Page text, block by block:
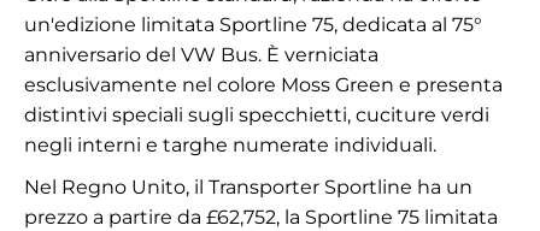
un'edizione limitata Sportline 75, dedicata al 75°
anniversario del VW Bus. È verniciata
esclusivamente nel colore Moss Green e presenta
distintivi speciali sugli specchietti, cuciture verdi
negli interni e targhe numerate individuali.
Nel Regno Unito, il Transporter Sportline ha un
prezzo a partire da £62,752, la Sportline 75 limitata